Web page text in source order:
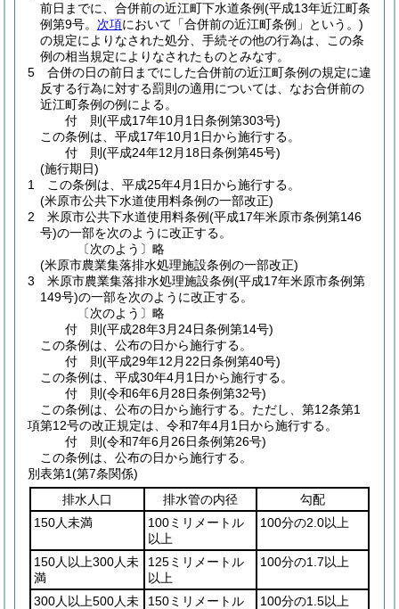
前日までに、合併前の近江町下水道条例(平成13年近江町条
例第9号。 次項において「合併前の近江町条例」という。)
の規定によりなされた処分、手続その他の行為は、この条
例の相当規定によりなされたものとみなす。
5
合併の日の前日までにした合併前の近江町条例の規定に違
反する行為に対する罰則の適用については、なお合併前の
近江町条例の例による。
付 則(平成17年10月1日条例第303号)
この条例は、平成17年10月1日から施行する。
付 則(平成24年12月18日条例第45号)
(施行期日)
1
この条例は、平成25年4月1日から施行する。
(米原市公共下水道使用料条例の一部改正)
2
米原市公共下水道使用料条例(平成17年米原市条例第146
号)の一部を次のように改正する。
〔次のよう〕略
(米原市農業集落排水処理施設条例の一部改正)
3
米原市農業集落排水処理施設条例(平成17年米原市条例第
149号)の一部を次のように改正する。
〔次のよう〕略
付 則(平成28年3月24日条例第14号)
この条例は、公布の日から施行する。
付 則(平成29年12月22日条例第40号)
この条例は、平成30年4月1日から施行する。
付 則(令和6年6月28日条例第32号)
この条例は、公布の日から施行する。 ただし、第12条第1
項第12号の改正規定は、令和7年4月1日から施行する。
付 則(令和7年6月26日条例第26号)
この条例は、公布の日から施行する。
別表第1(第7条関係)
排水人口
排水管の内径
勾配
150人未満
100ミリメートル
以上
100分の2.0以上
150人以上300人未
満
125ミリメートル
以上
100分の1.7以上
300人以上500人未 150ミリメートル 100分の1.5以上